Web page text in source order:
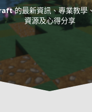
的最新資訊、專業教學
資源及心得分享